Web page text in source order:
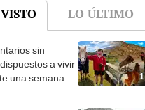
LO ÚLTIMO
1
sin
a vivir
una semana: